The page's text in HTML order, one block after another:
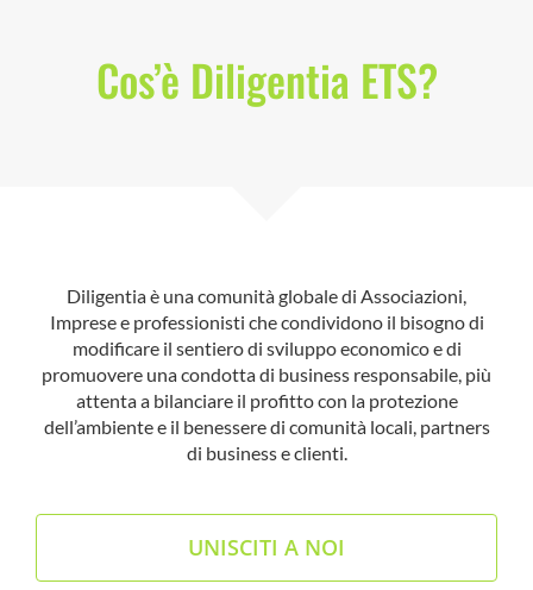
Cos’è Diligentia ETS?
Diligentia è una comunità globale di Associazioni,
Imprese e professionisti che condividono il bisogno di
modificare il sentiero di sviluppo economico e di
promuovere una condotta di business responsabile, più
attenta a bilanciare il profitto con la protezione
dell’ambiente e il benessere di comunità locali, partners
di business e clienti.
UNISCITI A NOI